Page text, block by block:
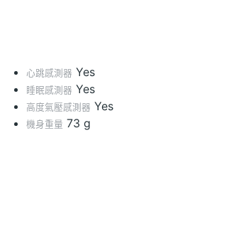
心跳感測器 Yes
睡眠感測器 Yes
高度氣壓感測器 Yes
機身重量 73 g